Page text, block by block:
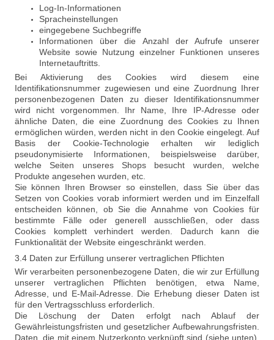
Log-In-Informationen
Spracheinstellungen
eingegebene Suchbegriffe
Informationen über die Anzahl der Aufrufe unserer
Website sowie Nutzung einzelner Funktionen unseres
Internetauftritts.
Bei Aktivierung des Cookies wird diesem eine
Identifikationsnummer zugewiesen und eine Zuordnung Ihrer
personenbezogenen Daten zu dieser Identifikationsnummer
wird nicht vorgenommen. Ihr Name, Ihre IP-Adresse oder
ähnliche Daten, die eine Zuordnung des Cookies zu Ihnen
ermöglichen würden, werden nicht in den Cookie eingelegt. Auf
Basis der Cookie-Technologie erhalten wir lediglich
pseudonymisierte Informationen, beispielsweise darüber,
welche Seiten unseres Shops besucht wurden, welche
Produkte angesehen wurden, etc.
Sie können Ihren Browser so einstellen, dass Sie über das
Setzen von Cookies vorab informiert werden und im Einzelfall
entscheiden können, ob Sie die Annahme von Cookies für
bestimmte Fälle oder generell ausschließen, oder dass
Cookies komplett verhindert werden. Dadurch kann die
Funktionalität der Website eingeschränkt werden.
3.4 Daten zur Erfüllung unserer vertraglichen Pflichten
Wir verarbeiten personenbezogene Daten, die wir zur Erfüllung
unserer vertraglichen Pflichten benötigen, etwa Name,
Adresse, und E-Mail-Adresse. Die Erhebung dieser Daten ist
für den Vertragsschluss erforderlich.
Die Löschung der Daten erfolgt nach Ablauf der
Gewährleistungsfristen und gesetzlicher Aufbewahrungsfristen.
Daten, die mit einem Nutzerkonto verknüpft sind (siehe unten),